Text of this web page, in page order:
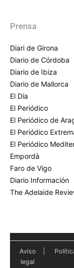
Prensa
Diari de Girona
Diario de Córdoba
Diario de Ibiza
Diario de Mallorca
El Día
El Periódico
El Periódico de
El Periódico
El Periódico
Empordà
Faro de Vigo
Diario Información
The Adelaide
Aviso
legal